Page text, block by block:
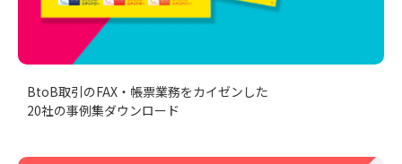
BtoB取引のFAX・帳票業務をカイゼンした
20社の事例集ダウンロード